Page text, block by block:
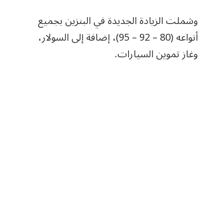
وشملت الزيادة الجديدة في البنزين بجميع
أنواعه (80 – 92 – 95)، إضافة إلى السولار،
وغاز تموين السيارات.